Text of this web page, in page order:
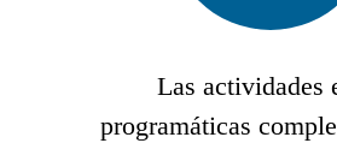
Las actividades
programáticas